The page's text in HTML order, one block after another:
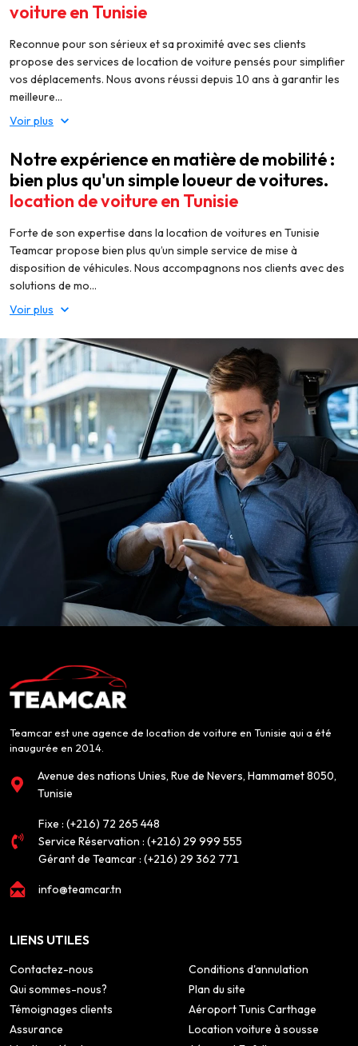
voiture en Tunisie
Reconnue pour son sérieux et sa proximité avec ses clients
propose des services de location de voiture pensés pour simplifier
vos déplacements. Nous avons réussi depuis 10 ans à garantir les
meilleure...
Voir plus
Notre expérience en matière de mobilité :
bien plus qu'un simple loueur de voitures.
location de voiture en Tunisie
Forte de son expertise dans la location de voitures en Tunisie
Teamcar propose bien plus qu’un simple service de mise à
disposition de véhicules. Nous accompagnons nos clients avec des
solutions de mo...
Voir plus
Teamcar est une agence de location de voiture en Tunisie qui a été
inaugurée en 2014.
Avenue des nations Unies, Rue de Nevers, Hammamet 8050,
Tunisie
Fixe : (+216) 72 265 448
Service Réservation : (+216) 29 999 555
Gérant de Teamcar : (+216) 29 362 771
info@teamcar.tn
LIENS UTILES
Contactez-nous
Qui sommes-nous?
Témoignages clients
Assurance
Conditions d'annulation
Plan du site
Aéroport Tunis Carthage
Location voiture à sousse